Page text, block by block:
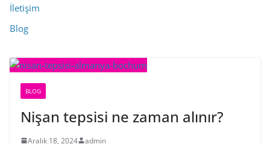
İletişim
Blog
BLOG
Nişan tepsisi ne zaman alınır?
Aralık 18, 2024 admin